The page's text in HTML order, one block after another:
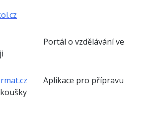
.cz
Portál o vzdělávání ve
Aplikace pro přípravu